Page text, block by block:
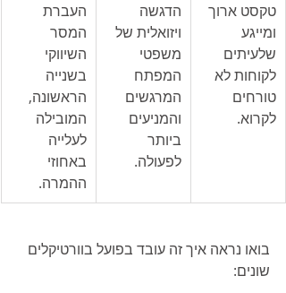
טקסט ארוך
ומייגע
שלעיתים
לקוחות לא
טורחים
לקרוא.
הדגשה
ויזואלית של
משפטי
המפתח
המרגשים
והמניעים
ביותר
לפעולה.
העברת
המסר
השיווקי
בשנייה
הראשונה,
המובילה
לעלייה
באחוזי
ההמרה.
בואו נראה איך זה עובד בפועל בוורטיקלים
שונים: